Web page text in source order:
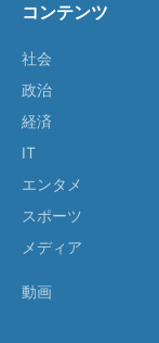
コンテンツ
社会
政治
経済
IT
エンタメ
スポーツ
メディア
動画